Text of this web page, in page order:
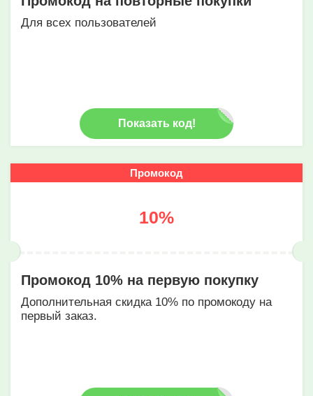
Для всех пользователей
Показать код!
Промокод
10%
Промокод 10% на первую покупку
Дополнительная скидка 10% по промокоду на
первый заказ.